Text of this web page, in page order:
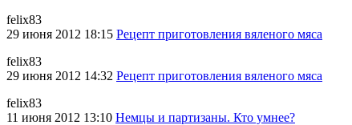
felix83
29 июня 2012 18:15 Рецепт приготовления вяленого мяса
felix83
29 июня 2012 14:32 Рецепт приготовления вяленого мяса
felix83
11 июня 2012 13:10 Немцы и партизаны. Кто умнее?